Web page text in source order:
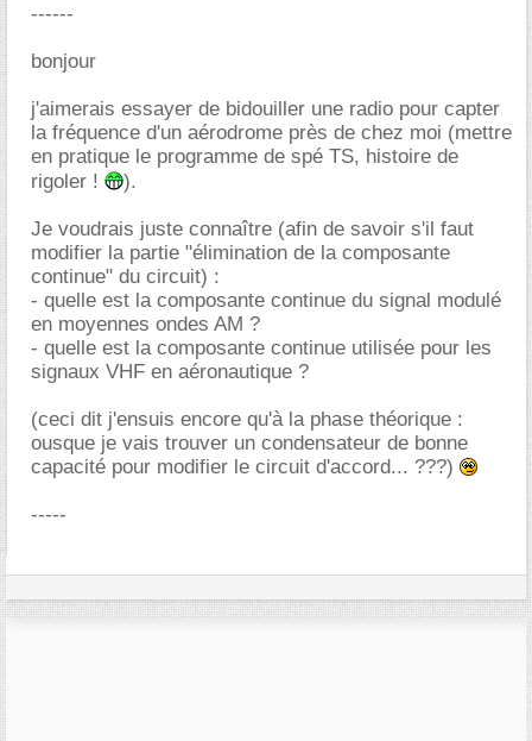
------
bonjour
j'aimerais essayer de bidouiller une radio pour capter
la fréquence d'un aérodrome près de chez moi (mettre
en pratique le programme de spé TS, histoire de
rigoler !
).
Je voudrais juste connaître (afin de savoir s'il faut
modifier la partie "élimination de la composante
continue" du circuit) :
- quelle est la composante continue du signal modulé
en moyennes ondes AM ?
- quelle est la composante continue utilisée pour les
signaux VHF en aéronautique ?
(ceci dit j'ensuis encore qu'à la phase théorique :
ousque je vais trouver un condensateur de bonne
capacité pour modifier le circuit d'accord... ???)
-----